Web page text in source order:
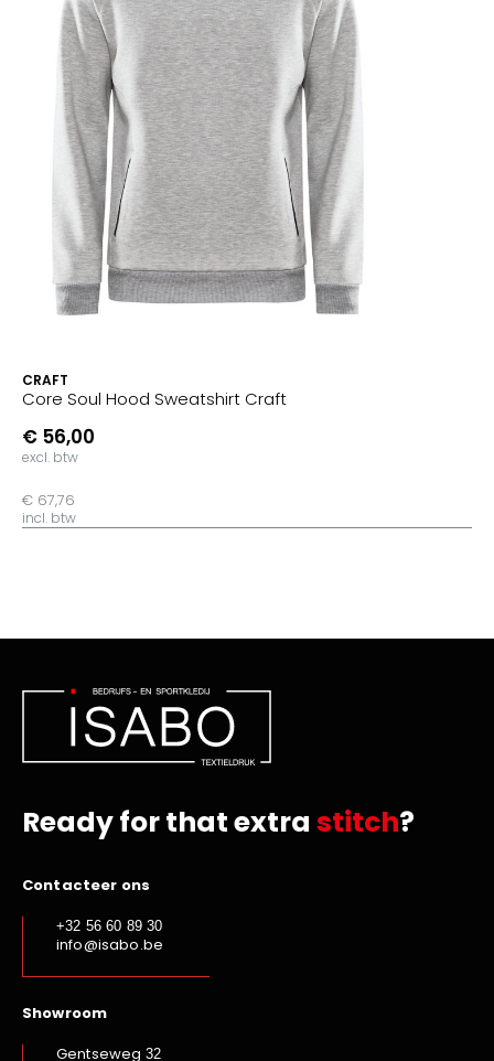
CRAFT
Core Soul Hood Sweatshirt Craft
€ 56,00
excl. btw
€ 67,76
incl. btw
Ready for that extra stitch?
Contacteer ons
+32 56 60 89 30
info@isabo.be
Showroom
Gentseweg 32